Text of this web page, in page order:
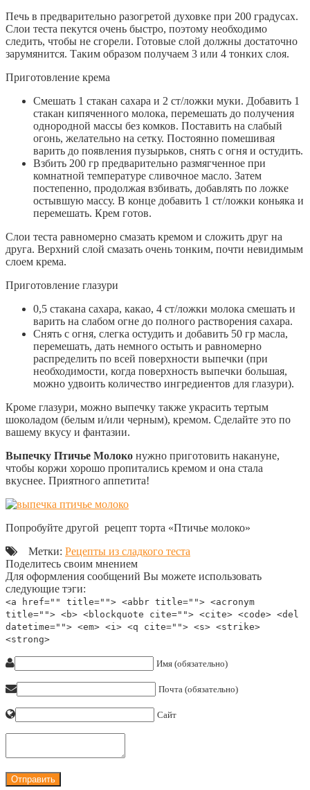
Печь в предварительно разогретой духовке при 200 градусах.
Слои теста пекутся очень быстро, поэтому необходимо
следить, чтобы не сгорели. Готовые слой должны достаточно
зарумянится. Таким образом получаем 3 или 4 тонких слоя.
Приготовление крема
Смешать 1 стакан сахара и 2 ст/ложки муки. Добавить 1
стакан кипяченного молока, перемешать до получения
однородной массы без комков. Поставить на слабый
огонь, желательно на сетку. Постоянно помешивая
варить до появления пузырьков, снять с огня и остудить.
Взбить 200 гр предварительно размягченное при
комнатной температуре сливочное масло. Затем
постепенно, продолжая взбивать, добавлять по ложке
остывшую массу. В конце добавить 1 ст/ложки коньяка и
перемешать. Крем готов.
Слои теста равномерно смазать кремом и сложить друг на
друга. Верхний слой смазать очень тонким, почти невидимым
слоем крема.
Приготовление глазури
0,5 стакана сахара, какао, 4 ст/ложки молока смешать и
варить на слабом огне до полного растворения сахара.
Снять с огня, слегка остудить и добавить 50 гр масла,
перемешать, дать немного остыть и равномерно
распределить по всей поверхности выпечки (при
необходимости, когда поверхность выпечки большая,
можно удвоить количество ингредиентов для глазури).
Кроме глазури, можно выпечку также украсить тертым
шоколадом (белым и/или черным), кремом. Сделайте это по
вашему вкусу и фантазии.
Выпечку Птичье Молоко нужно приготовить накануне,
чтобы коржи хорошо пропитались кремом и она стала
вкуснее. Приятного аппетита!
Попробуйте другой рецепт торта «Птичье молоко»
Метки: Рецепты из сладкого теста
Поделитесь своим мнением
Для оформления сообщений Вы можете использовать
следующие тэги:
<a href="" title=""> <abbr title=""> <acronym
title=""> <b> <blockquote cite=""> <cite> <code> <del
datetime=""> <em> <i> <q cite=""> <s> <strike>
<strong>
Имя (обязательно)
Почта (обязательно)
Сайт